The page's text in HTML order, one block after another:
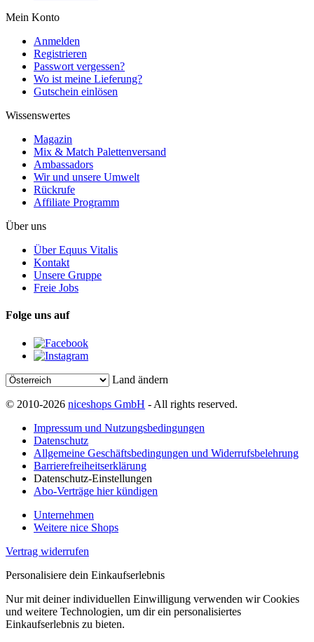
Mein Konto
Anmelden
Registrieren
Passwort vergessen?
Wo ist meine Lieferung?
Gutschein einlösen
Wissenswertes
Magazin
Mix & Match Palettenversand
Ambassadors
Wir und unsere Umwelt
Rückrufe
Affiliate Programm
Über uns
Über Equus Vitalis
Kontakt
Unsere Gruppe
Freie Jobs
Folge uns auf
Land ändern
© 2010-2026 niceshops GmbH - All rights reserved.
Impressum und Nutzungsbedingungen
Datenschutz
Allgemeine Geschäftsbedingungen und Widerrufsbelehrung
Barrierefreiheitserklärung
Datenschutz-Einstellungen
Abo-Verträge hier kündigen
Unternehmen
Weitere nice Shops
Vertrag widerrufen
Personalisiere dein Einkaufserlebnis
Nur mit deiner individuellen Einwilligung verwenden wir Cookies
und weitere Technologien, um dir ein personalisiertes
Einkaufserlebnis zu bieten.